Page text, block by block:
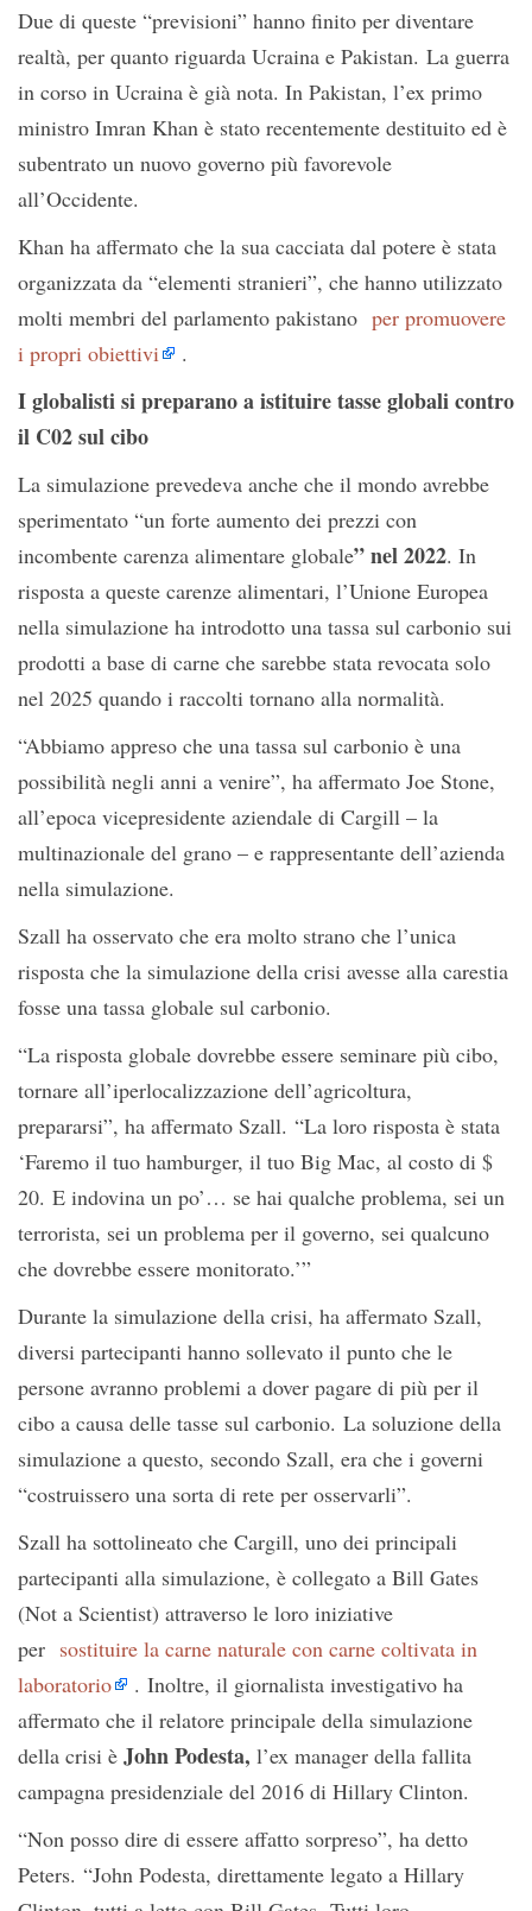
Due di queste “previsioni” hanno finito per diventare
realtà, per quanto riguarda Ucraina e Pakistan. La guerra
in corso in Ucraina è già nota. In Pakistan, l’ex primo
ministro Imran Khan è stato recentemente destituito ed è
subentrato un nuovo governo più favorevole
all’Occidente.
Khan ha affermato che la sua cacciata dal potere è stata
organizzata da “elementi stranieri”, che hanno utilizzato
molti membri del parlamento pakistano per promuovere
i propri obiettivi
.
I globalisti si preparano a istituire tasse globali contro
il C02 sul cibo
La simulazione prevedeva anche che il mondo avrebbe
sperimentato “un forte aumento dei prezzi con
incombente carenza alimentare globale” nel 2022. In
risposta a queste carenze alimentari, l’Unione Europea
nella simulazione ha introdotto una tassa sul carbonio sui
prodotti a base di carne che sarebbe stata revocata solo
nel 2025 quando i raccolti tornano alla normalità.
“Abbiamo appreso che una tassa sul carbonio è una
possibilità negli anni a venire”, ha affermato Joe Stone,
all’epoca vicepresidente aziendale di Cargill – la
multinazionale del grano – e rappresentante dell’azienda
nella simulazione.
Szall ha osservato che era molto strano che l’unica
risposta che la simulazione della crisi avesse alla carestia
fosse una tassa globale sul carbonio.
“La risposta globale dovrebbe essere seminare più cibo,
tornare all’iperlocalizzazione dell’agricoltura,
prepararsi”, ha affermato Szall. “La loro risposta è stata
‘Faremo il tuo hamburger, il tuo Big Mac, al costo di $
20. E indovina un po’… se hai qualche problema, sei un
terrorista, sei un problema per il governo, sei qualcuno
che dovrebbe essere monitorato.’”
Durante la simulazione della crisi, ha affermato Szall,
diversi partecipanti hanno sollevato il punto che le
persone avranno problemi a dover pagare di più per il
cibo a causa delle tasse sul carbonio. La soluzione della
simulazione a questo, secondo Szall, era che i governi
“costruissero una sorta di rete per osservarli”.
Szall ha sottolineato che Cargill, uno dei principali
partecipanti alla simulazione, è collegato a Bill Gates
(Not a Scientist) attraverso le loro iniziative
per sostituire la carne naturale con carne coltivata in
laboratorio
. Inoltre, il giornalista investigativo ha
affermato che il relatore principale della simulazione
della crisi è John Podesta, l’ex manager della fallita
campagna presidenziale del 2016 di Hillary Clinton.
“Non posso dire di essere affatto sorpreso”, ha detto
Peters. “John Podesta, direttamente legato a Hillary